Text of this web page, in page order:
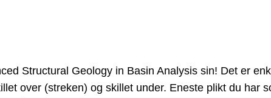
Structural Geology in Basin Analysis sin! Det er
over (streken) og skillet under. Eneste plikt du har